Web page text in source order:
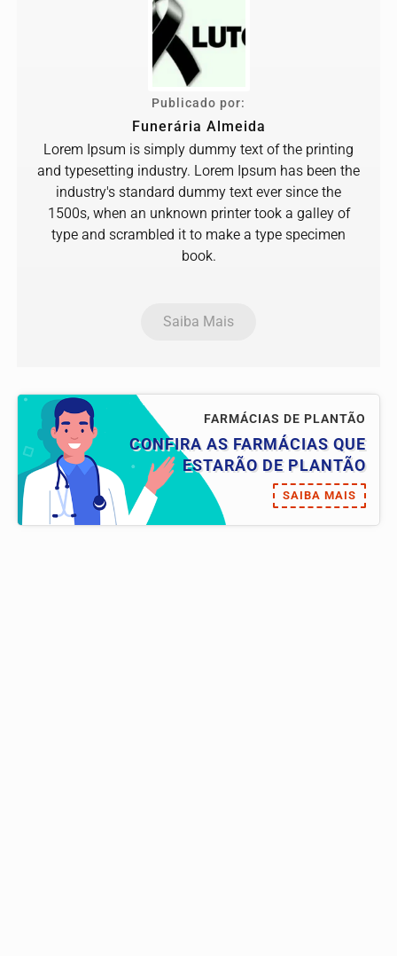
Publicado por:
Funerária Almeida
Lorem Ipsum is simply dummy text of the printing
and typesetting industry. Lorem Ipsum has been the
industry's standard dummy text ever since the
1500s, when an unknown printer took a galley of
type and scrambled it to make a type specimen
book.
Saiba Mais
FARMÁCIAS DE PLANTÃO
CONFIRA AS FARMÁCIAS QUE
ESTARÃO DE PLANTÃO
SAIBA MAIS